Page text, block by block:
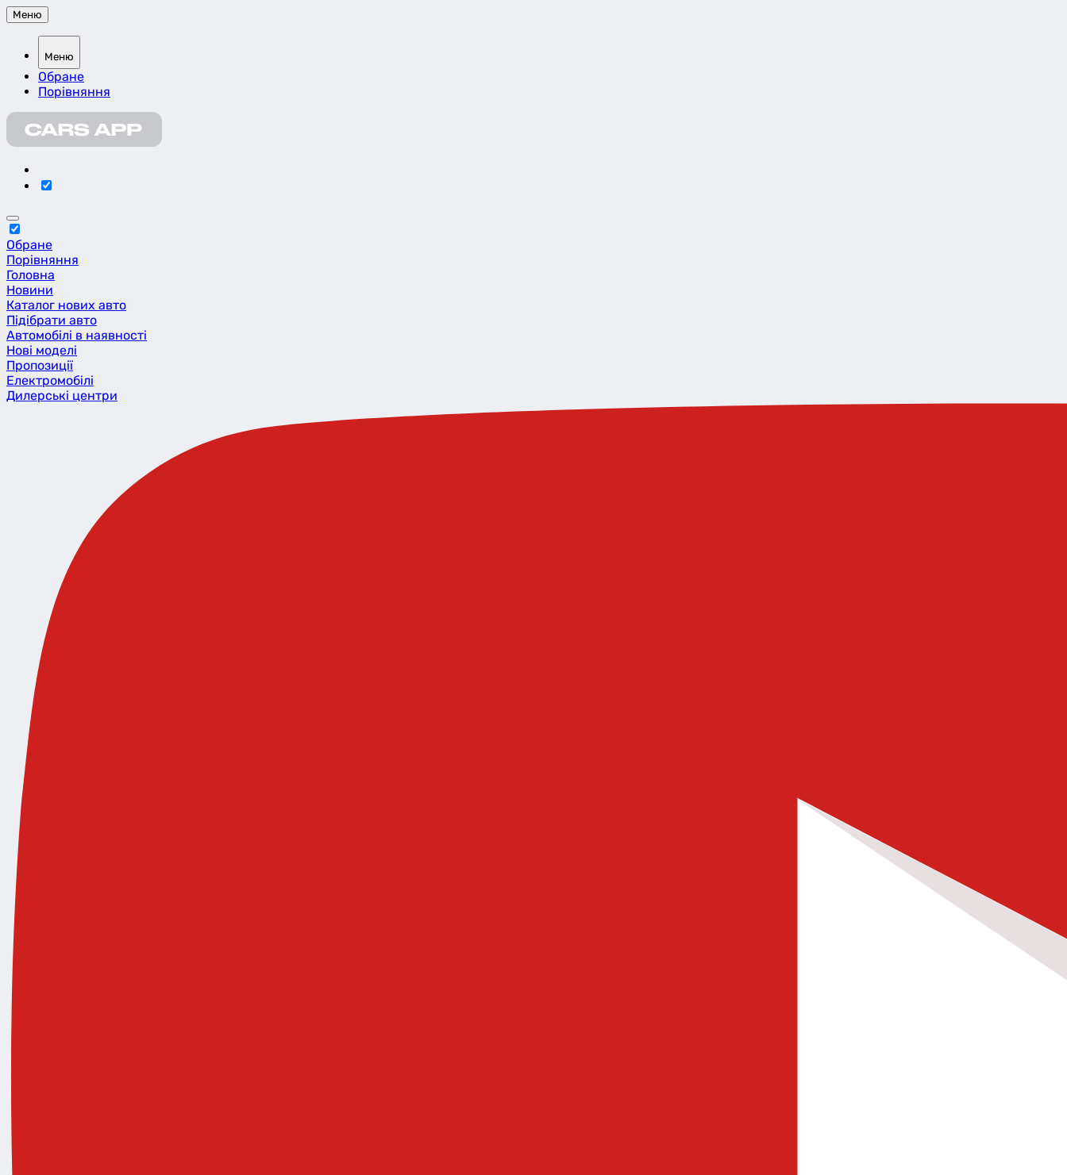
Меню
Меню
Обране
Порівняння
Обране
Порівняння
Головна
Новини
Каталог нових авто
Підібрати авто
Автомобілі в наявності
Нові моделі
Пропозиції
Eлектромобілі
Дилерські центри